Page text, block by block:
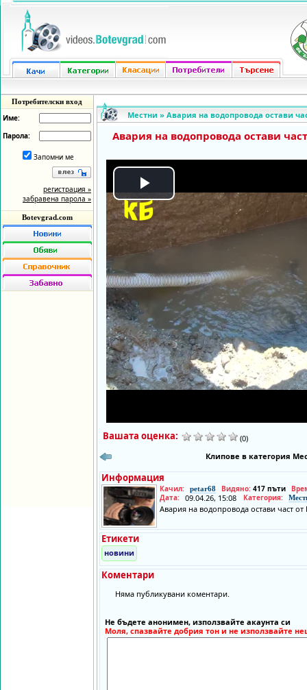
Потребителски вход
Име:
Парола:
Запомни ме
регистрация »
забравена парола »
Botevgrad.com
Местни » Авария на водопровода остави
Авария на водопровода остави
Play
Video
Вашата оценка:
(0)
Клипове в категория
Информация
Качил: petar68 Видяно: 417 пъти
Дата: 09.04.26, 15:08 Категория:
Авария на водопровода остави част от
Етикети
новини
Коментари
Няма публикувани коментари.
Не бъдете анонимен, използвайте акаунта си
Моля, спазвайте добрия тон и не използвайте